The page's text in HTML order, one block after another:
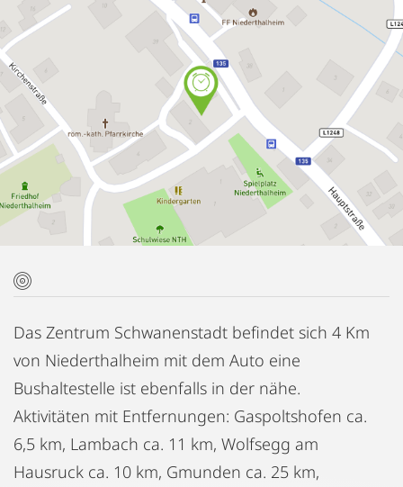
Das Zentrum Schwanenstadt befindet sich 4 Km
von Niederthalheim mit dem Auto eine
Bushaltestelle ist ebenfalls in der nähe.
Aktivitäten mit Entfernungen: Gaspoltshofen ca.
6,5 km, Lambach ca. 11 km, Wolfsegg am
Hausruck ca. 10 km, Gmunden ca. 25 km,